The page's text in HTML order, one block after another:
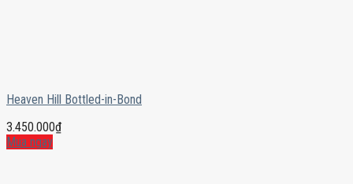
Heaven Hill Bottled-in-Bond
3.450.000₫
Mua ngay